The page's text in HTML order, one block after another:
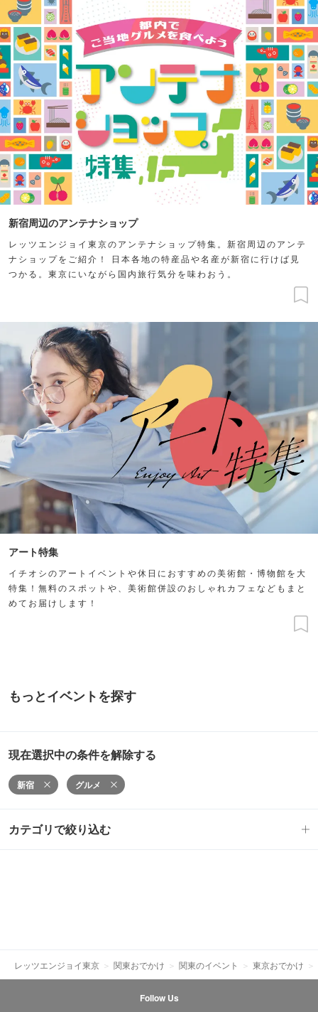
新宿周辺のアンテナショップ
レッツエンジョイ東京のアンテナショップ特集。新宿周辺のアンテ
ナショップをご紹介！ 日本各地の特産品や名産が新宿に行けば見
つかる。東京にいながら国内旅行気分を味わおう。
アート特集
イチオシのアートイベントや休日におすすめの美術館・博物館を大
特集！無料のスポットや、美術館併設のおしゃれカフェなどもまと
めてお届けします！
もっとイベントを探す
現在選択中の条件を解除する
新宿 グルメ
カテゴリで絞り込む
レッツエンジョイ東京 関東おでかけ 関東のイベント 東京おでかけ
Follow Us